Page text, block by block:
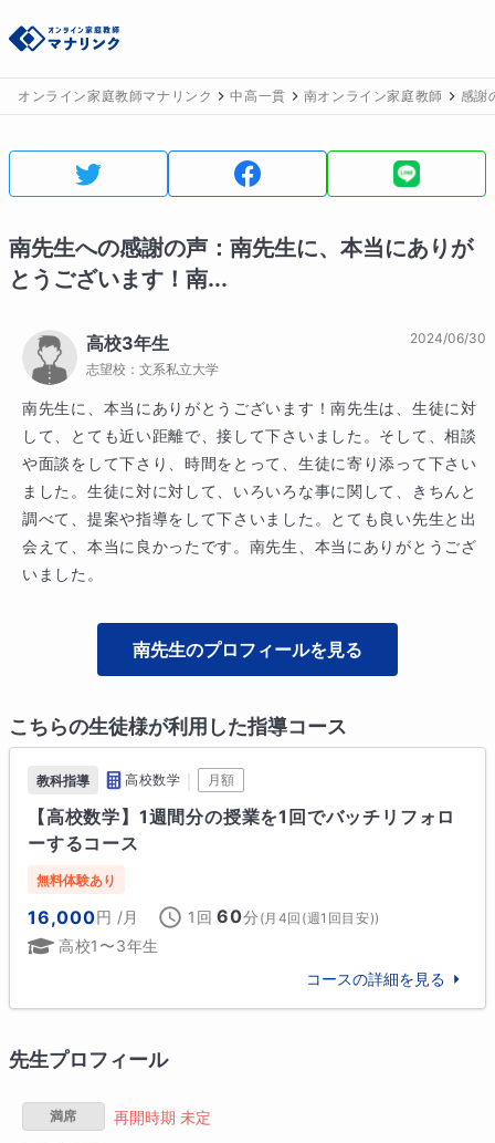
オンライン家庭教師マナリンク 中高一貫 南オンライン家庭教師 感謝
南先生への感謝の声： 南先生に、本当にありが
とうございます！南...
高校3年生
志望校： 文系私立大学
2024/06/30
南先生に、本当にありがとうございます！南先生は、生徒に対
して、とても近い距離で、接して下さいました。そして、相談
や面談をして下さり、時間をとって、生徒に寄り添って下さい
ました。生徒に対に対して、いろいろな事に関して、きちんと
調べて、提案や指導をして下さいました。とても良い先生と出
会えて、本当に良かったです。南先生、本当にありがとうござ
いました。
南先生のプロフィールを見る
こちらの生徒様が利用した指導コース
教科指導 高校数学 月額
【高校数学】1週間分の授業を1回でバッチリフォロ
ーするコース
無料体験あり
16,000円 /月 1回 60分 (月4回(週1回目安))
高校1〜3年生
コースの詳細を見る
先生プロフィール
満席 再開時期 未定